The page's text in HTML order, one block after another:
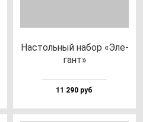
Нас­толь­ный на­бор «Эле­
гант»
11 290 руб